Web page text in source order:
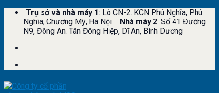
Skip
content
Trụ sở và nhà máy 1: Lô CN-2, KCN Phú Nghĩa, Phú
Nghĩa, Chương Mỹ, Hà Nội
Nhà máy 2: Số 41 Đường
N9, Đông An, Tân Đông Hiệp, Dĩ An, Bình Dương